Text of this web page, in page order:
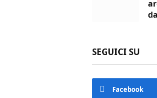
SEGUICI SU
Facebook